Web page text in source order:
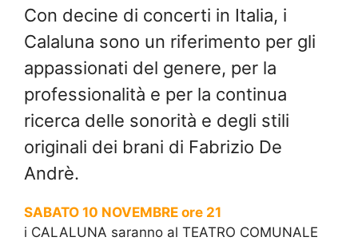
Con decine di concerti in Italia, i
Calaluna sono un riferimento per gli
appassionati del genere, per la
professionalità e per la continua
ricerca delle sonorità e degli stili
originali dei brani di Fabrizio De
Andrè.
SABATO 10 NOVEMBRE ore 21
i CALALUNA saranno al TEATRO COMUNALE